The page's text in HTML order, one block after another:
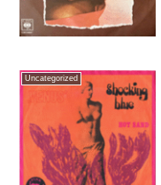
Uncategorized